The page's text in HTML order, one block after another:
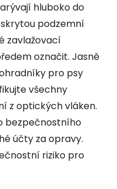
hluboko do
podzemní
zavlažovací
označit. Jasně
pro psy
všechny
z optických vláken.
bezpečnostního
účty za opravy.
riziko pro